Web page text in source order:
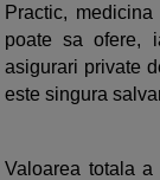
Practic,
poate sa ofere,
asigurari private
este singura
Valoarea totala